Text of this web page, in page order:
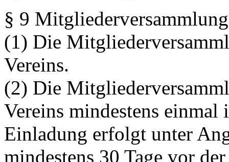
§ 9 Mitgliederversammlung
(1) Die
Vereins.
(2) Die
Vereins mindestens
Einladung erfolgt unter
mindestens 30 Tage vor